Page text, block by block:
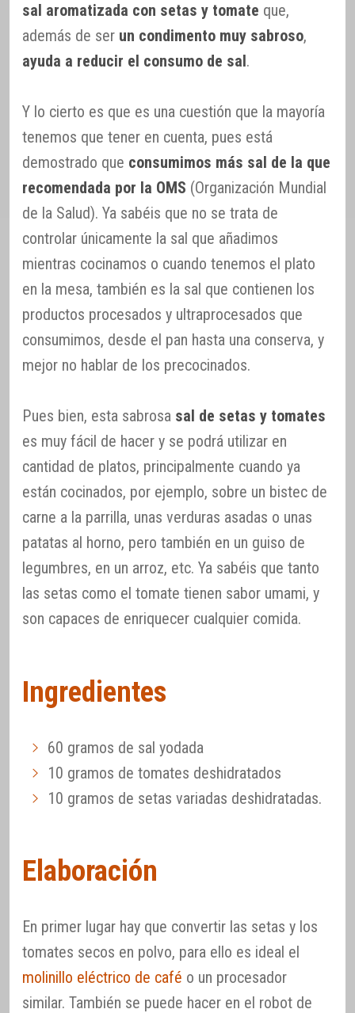
sal aromatizada con setas y tomate que,
además de ser un condimento muy sabroso,
ayuda a reducir el consumo de sal.
Y lo cierto es que es una cuestión que la mayoría
tenemos que tener en cuenta, pues está
demostrado que consumimos más sal de la que
recomendada por la OMS (Organización Mundial
de la Salud). Ya sabéis que no se trata de
controlar únicamente la sal que añadimos
mientras cocinamos o cuando tenemos el plato
en la mesa, también es la sal que contienen los
productos procesados y ultraprocesados que
consumimos, desde el pan hasta una conserva, y
mejor no hablar de los precocinados.
Pues bien, esta sabrosa sal de setas y tomates
es muy fácil de hacer y se podrá utilizar en
cantidad de platos, principalmente cuando ya
están cocinados, por ejemplo, sobre un bistec de
carne a la parrilla, unas verduras asadas o unas
patatas al horno, pero también en un guiso de
legumbres, en un arroz, etc. Ya sabéis que tanto
las setas como el tomate tienen sabor umami, y
son capaces de enriquecer cualquier comida.
Ingredientes
60 gramos de sal yodada
10 gramos de tomates deshidratados
10 gramos de setas variadas deshidratadas.
Elaboración
En primer lugar hay que convertir las setas y los
tomates secos en polvo, para ello es ideal el
molinillo eléctrico de café o un procesador
similar. También se puede hacer en el robot de